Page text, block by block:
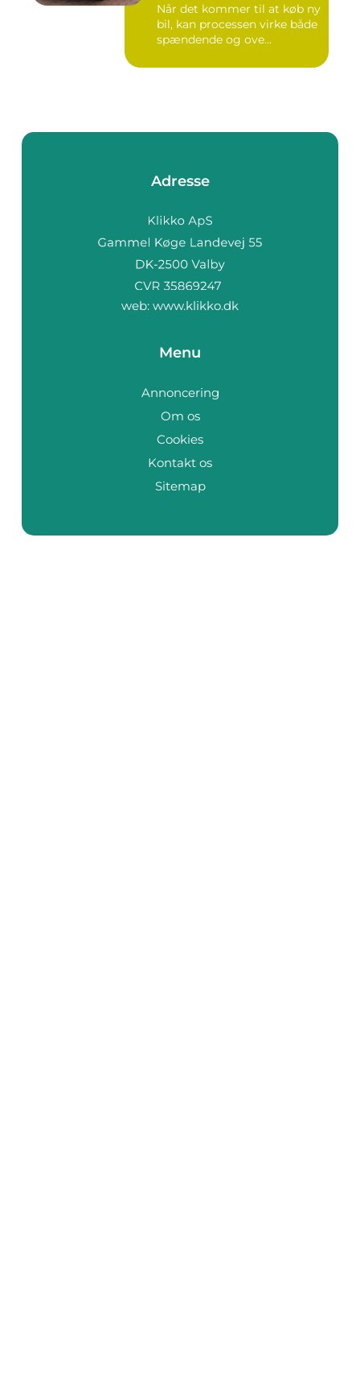
Når det kommer til at køb ny
bil, kan processen virke både
spændende og ove...
Adresse
web: www.klikko.dk
Menu
Annoncering
Om os
Cookies
Kontakt os
Sitemap